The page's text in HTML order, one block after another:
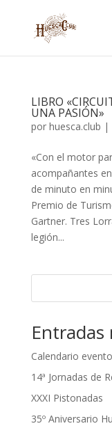
LIBRO
UNA PASIÓN»
por huesca.club |
«Con el motor
acompañantes
de minuto en
Premio de
Gartner. Tres
legión...
Entradas
Calendario
14ª Jornadas de
XXXI Pistonadas
35º Aniversario